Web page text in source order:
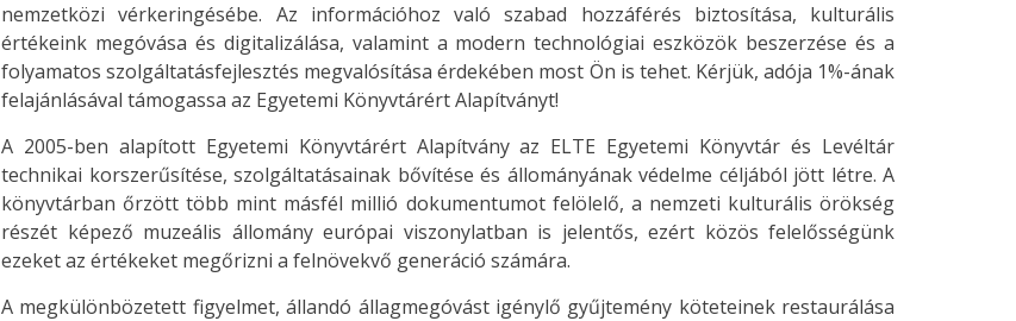
nemzetközi vérkeringésébe. Az információhoz való szabad hozzáférés biztosítása, kulturális
értékeink megóvása és digitalizálása, valamint a modern technológiai eszközök beszerzése és a
folyamatos szolgáltatásfejlesztés megvalósítása érdekében most Ön is tehet. Kérjük, adója 1%-ának
felajánlásával támogassa az Egyetemi Könyvtárért Alapítványt!
A 2005-ben alapított Egyetemi Könyvtárért Alapítvány az ELTE Egyetemi Könyvtár és Levéltár
technikai korszerűsítése, szolgáltatásainak bővítése és állományának védelme céljából jött létre. A
könyvtárban őrzött több mint másfél millió dokumentumot felölelő, a nemzeti kulturális örökség
részét képező muzeális állomány európai viszonylatban is jelentős, ezért közös felelősségünk
ezeket az értékeket megőrizni a felnövekvő generáció számára.
A megkülönbözetett figyelmet, állandó állagmegóvást igénylő gyűjtemény köteteinek restaurálása